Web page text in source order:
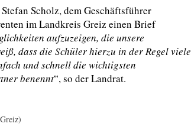
Scholz, dem Geschäftsführer
im Landkreis Greiz einen Brief
aufzuzeigen, die unsere
dass die Schüler hierzu in der Regel viele
und schnell die wichtigsten
benennt“, so der Landrat.